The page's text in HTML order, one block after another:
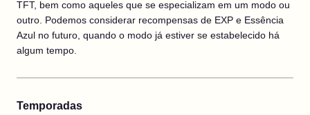
TFT, bem como aqueles que se especializam em um modo ou
outro. Podemos considerar recompensas de EXP e Essência
Azul no futuro, quando o modo já estiver se estabelecido há
algum tempo.
Temporadas